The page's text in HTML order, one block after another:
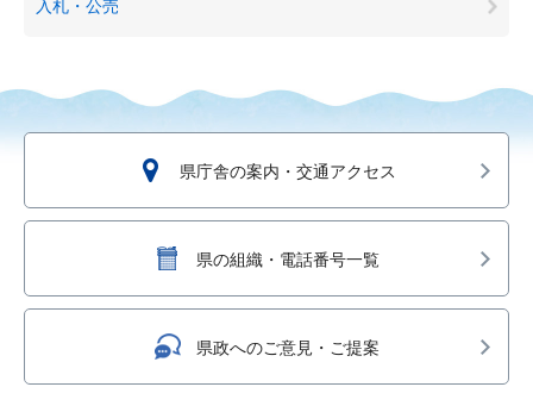
入札・公売
県庁舎の案内・交通アクセス
県の組織・電話番号一覧
県政へのご意見・ご提案